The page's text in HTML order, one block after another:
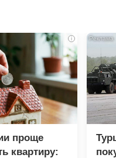
i
проще
квартиру: